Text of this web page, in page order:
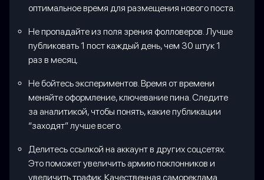
оптимальное время для размещения нового поста.
Не пропадайте из поля зрения фолловеров. Лучше
публиковать 1 пост каждый день, чем 30 штук 1
раз в месяц.
Не бойтесь экспериментов. Время от времени
меняйте оформление, ключевание пина. Следите
за аналитикой, чтобы понять, какие публикации
“заходят” лучше всего.
Делитесь ссылкой на аккаунт в других соцсетях.
Это поможет увеличить армию поклонников и
увеличить трафик. Качественная самореклама